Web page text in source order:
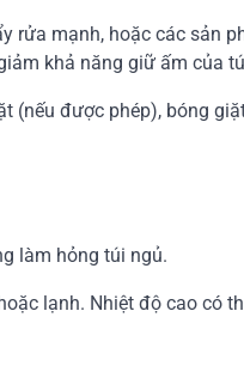
rửa mạnh, hoặc các sản
khả năng giữ ấm của
(nếu được phép), bóng
làm hỏng túi ngủ.
lạnh. Nhiệt độ cao có